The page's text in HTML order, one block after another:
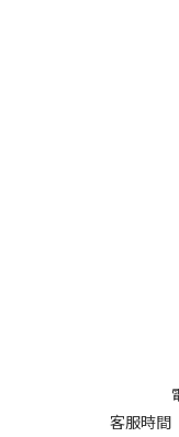
客服時間